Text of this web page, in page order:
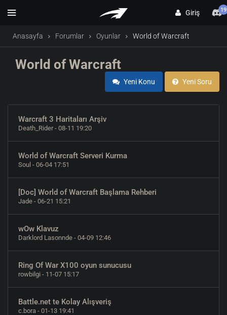
Giriş 19
Anasayfa Forumlar Oyunlar World of Warcraft
World of Warcraft
Yeni Konu Yeni Soru
Warcraft 3 Haritaları Arşiv
Death_Rider- 08-11 19:20
World of Warcraft Serveri Kurma
Soul - 06-04 17:51
[Doc] World of Warcraft Başlama Rehberi
Jade - 06-21 15:21
wOw Klavuz
Darklord Lasonnde - 04-09 12:46
Ring Of War X100 oyun sunucusu
rowbilgi - 11-07 15:17
Battle.net te Kolay Alışveriş
c.bora - 01-13 19:41